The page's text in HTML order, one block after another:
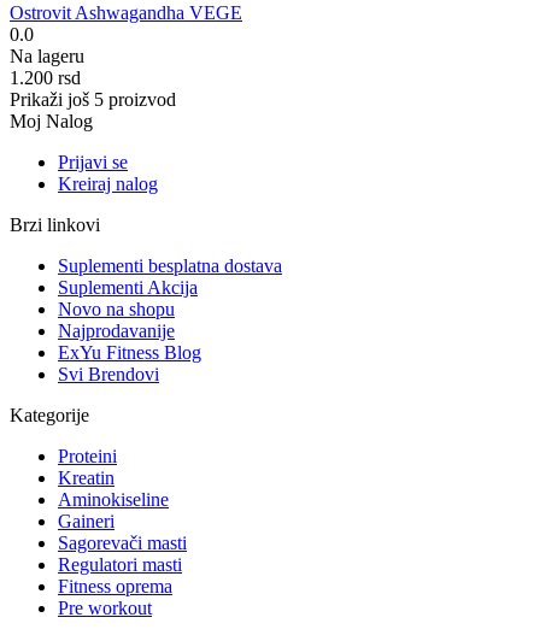
Ostrovit Ashwagandha VEGE
0.0
Na lageru
1.200 rsd
Prikaži još 5 proizvod
Moj Nalog
Prijavi se
Kreiraj nalog
Brzi linkovi
Suplementi besplatna dostava
Suplementi Akcija
Novo na shopu
Najprodavanije
ExYu Fitness Blog
Svi Brendovi
Kategorije
Proteini
Kreatin
Aminokiseline
Gaineri
Sagorevači masti
Regulatori masti
Fitness oprema
Pre workout